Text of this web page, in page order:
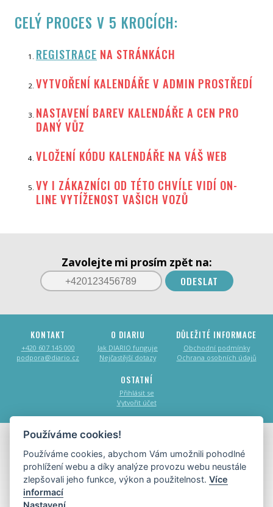
CELÝ PROCES V 5 KROCÍCH:
REGISTRACE NA STRÁNKÁCH
VYTVOŘENÍ KALENDÁŘE V ADMIN PROSTŘEDÍ
NASTAVENÍ BAREV KALENDÁŘE A CEN PRO
DANÝ VŮZ
VLOŽENÍ KÓDU KALENDÁŘE NA VÁŠ WEB
VY I ZÁKAZNÍCI OD TÉTO CHVÍLE VIDÍ ON-
LINE VYTÍŽENOST VAŠICH VOZŮ
Zavolejte mi prosím zpět na:
ODESLAT
KONTAKT
+420 607 145 000
podpora@diario.cz
O DIARIU
Jak DIARIO funguje
Nejčastější dotazy
DŮLEŽITÉ INFORMACE
Obchodní podmínky
Ochrana osobních údajů
OSTATNÍ
Přihlásit se
Vytvořit účet
Tvorba webových stránek:
Copyright © 2017 - 2026DIARIO,
všechna práva vyhrazena.
Používáme cookies!
Používáme cookies, abychom Vám umožnili pohodlné
prohlížení webu a díky analýze provozu webu neustále
zlepšovali jeho funkce, výkon a použitelnost.Více
informací